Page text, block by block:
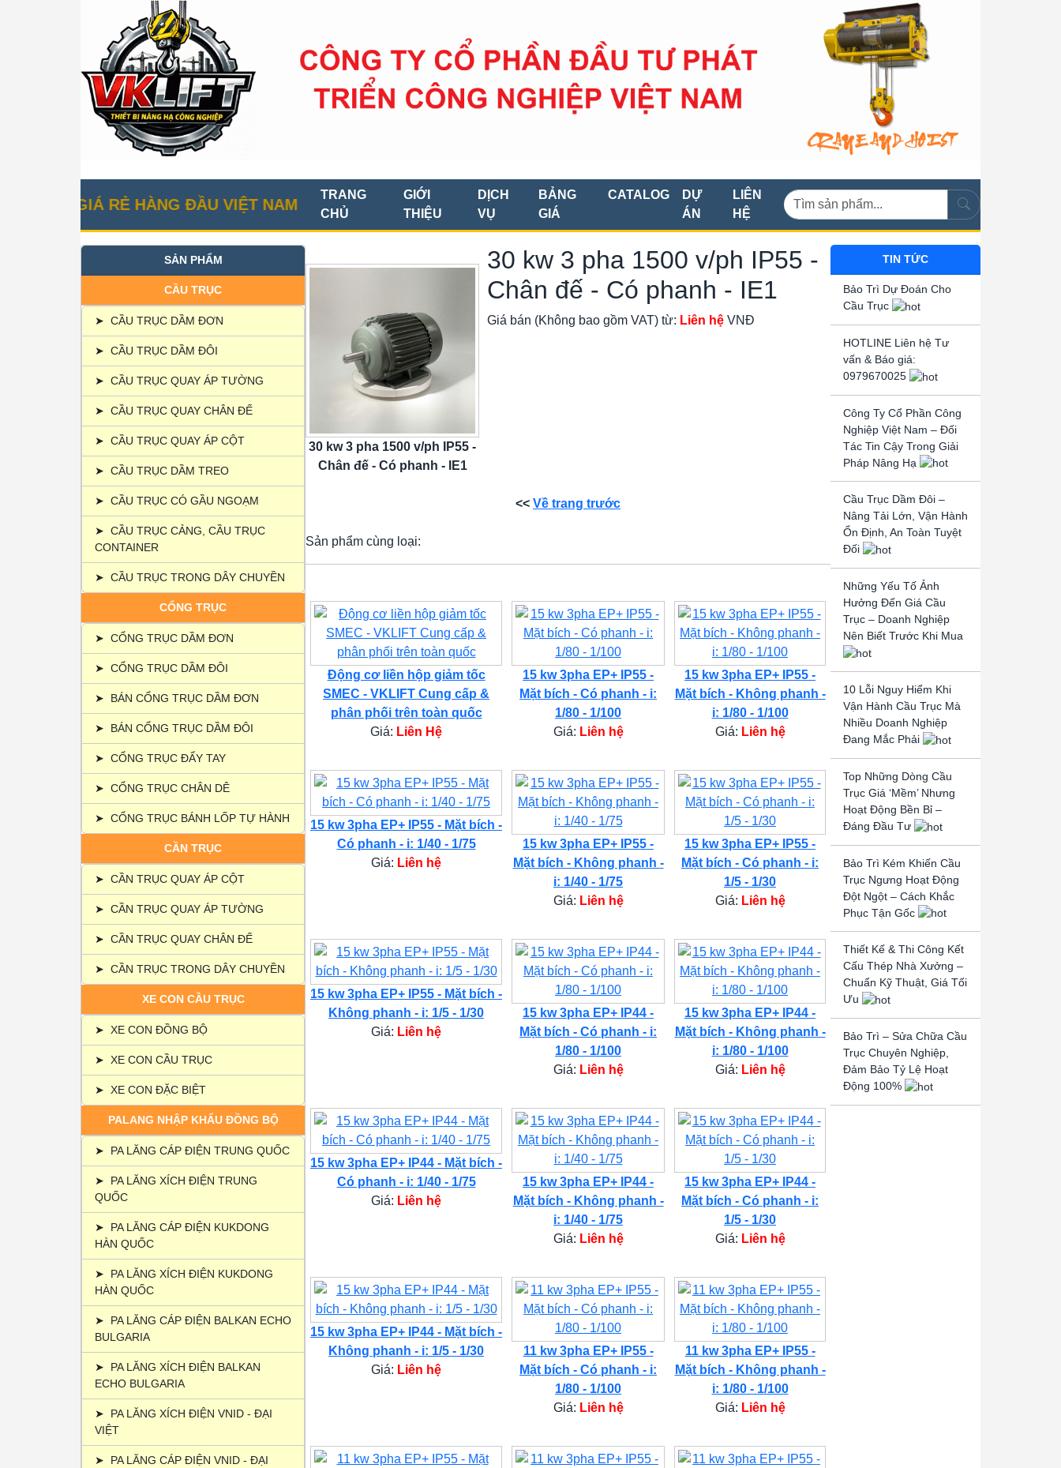
GIÁ RẺ HÀNG ĐẦU VIỆT NAM
TRANG
CHỦ
GIỚI
THIỆU
DỊCH
VỤ
BẢNG
GIÁ
CATALOG
DỰ
ÁN
LIÊN
HỆ
SẢN PHẨM
CẦU TRỤC
➤ CẦU TRỤC DẦM ĐƠN
➤ CẦU TRỤC DẦM ĐÔI
➤ CẦU TRỤC QUAY ÁP TƯỜNG
➤ CẦU TRỤC QUAY CHÂN ĐẾ
➤ CẦU TRỤC QUAY ÁP CỘT
➤ CẦU TRỤC DẦM TREO
➤ CẦU TRỤC CÓ GẦU NGOẠM
➤ CẦU TRỤC CẢNG, CẦU TRỤC
CONTAINER
➤ CẦU TRỤC TRONG DÂY CHUYỀN
CỔNG TRỤC
➤ CỔNG TRỤC DẦM ĐƠN
➤ CỔNG TRỤC DẦM ĐÔI
➤ BÁN CỔNG TRỤC DẦM ĐƠN
➤ BÁN CỔNG TRỤC DẦM ĐÔI
➤ CỔNG TRỤC ĐẨY TAY
➤ CỔNG TRỤC CHÂN DÊ
➤ CỔNG TRỤC BÁNH LỐP TỰ HÀNH
CẦN TRỤC
➤ CẦN TRỤC QUAY ÁP CỘT
➤ CẦN TRỤC QUAY ÁP TƯỜNG
➤ CẦN TRỤC QUAY CHÂN ĐẾ
➤ CẦN TRỤC TRONG DÂY CHUYỀN
XE CON CẦU TRỤC
➤ XE CON ĐỒNG BỘ
➤ XE CON CẦU TRỤC
➤ XE CON ĐẶC BIỆT
PALANG NHẬP KHẨU ĐỒNG BỘ
➤ PA LĂNG CÁP ĐIỆN TRUNG QUỐC
➤
PA LĂNG XÍCH ĐIỆN TRUNG
QUỐC
➤
PA LĂNG CÁP ĐIỆN KUKDONG
HÀN QUỐC
➤
PA LĂNG XÍCH ĐIỆN KUKDONG
HÀN QUỐC
➤
PA LĂNG CÁP ĐIỆN BALKAN ECHO
BULGARIA
➤
PA LĂNG XÍCH ĐIỆN BALKAN
ECHO BULGARIA
➤
PA LĂNG XÍCH ĐIỆN VNID - ĐẠI
VIỆT
➤
PA LĂNG CÁP ĐIỆN VNID - ĐẠI
30 kw 3 pha 1500 v/ph IP55 -
Chân đế - Có phanh - IE1
30 kw 3 pha 1500 v/ph IP55 -
Chân đế - Có phanh - IE1
Giá bán (Không bao gồm VAT) từ: Liên hệ VNĐ
<< Về trang trước
Sản phẩm cùng loại:
Động cơ liền hộp giảm tốc
SMEC - VKLIFT Cung cấp &
phân phối trên toàn quốc
Giá: Liên Hệ
15 kw 3pha EP+ IP55 -
Mặt bích - Có phanh - i:
1/80 - 1/100
Giá: Liên hệ
15 kw 3pha EP+ IP55 -
Mặt bích - Không phanh -
i: 1/80 - 1/100
Giá: Liên hệ
15 kw 3pha EP+ IP55 - Mặt bích -
Có phanh - i: 1/40 - 1/75
Giá: Liên hệ
15 kw 3pha EP+ IP55 -
Mặt bích - Không phanh -
i: 1/40 - 1/75
Giá: Liên hệ
15 kw 3pha EP+ IP55 -
Mặt bích - Có phanh - i:
1/5 - 1/30
Giá: Liên hệ
15 kw 3pha EP+ IP55 - Mặt bích -
Không phanh - i: 1/5 - 1/30
Giá: Liên hệ
15 kw 3pha EP+ IP44 -
Mặt bích - Có phanh - i:
1/80 - 1/100
Giá: Liên hệ
15 kw 3pha EP+ IP44 -
Mặt bích - Không phanh -
i: 1/80 - 1/100
Giá: Liên hệ
15 kw 3pha EP+ IP44 - Mặt bích -
Có phanh - i: 1/40 - 1/75
Giá: Liên hệ
15 kw 3pha EP+ IP44 -
Mặt bích - Không phanh -
i: 1/40 - 1/75
Giá: Liên hệ
15 kw 3pha EP+ IP44 -
Mặt bích - Có phanh - i:
1/5 - 1/30
Giá: Liên hệ
15 kw 3pha EP+ IP44 - Mặt bích -
Không phanh - i: 1/5 - 1/30
Giá: Liên hệ
11 kw 3pha EP+ IP55 -
Mặt bích - Có phanh - i:
1/80 - 1/100
Giá: Liên hệ
11 kw 3pha EP+ IP55 -
Mặt bích - Không phanh -
i: 1/80 - 1/100
Giá: Liên hệ
TIN TỨC
Bảo Trì Dự Đoán Cho
Cầu Trục
HOTLINE Liên hệ Tư
vấn & Báo giá:
0979670025
Công Ty Cổ Phần Công
Nghiệp Việt Nam – Đối
Tác Tin Cậy Trong Giải
Pháp Nâng Hạ
Cầu Trục Dầm Đôi –
Nâng Tải Lớn, Vận Hành
Ổn Định, An Toàn Tuyệt
Đối
Những Yếu Tố Ảnh
Hưởng Đến Giá Cầu
Trục – Doanh Nghiệp
Nên Biết Trước Khi Mua
10 Lỗi Nguy Hiểm Khi
Vận Hành Cầu Trục Mà
Nhiều Doanh Nghiệp
Đang Mắc Phải
Top Những Dòng Cầu
Trục Giá ‘Mềm’ Nhưng
Hoạt Động Bền Bỉ –
Đáng Đầu Tư
Bảo Trì Kém Khiến Cầu
Trục Ngưng Hoạt Động
Đột Ngột – Cách Khắc
Phục Tận Gốc
Thiết Kế & Thi Công Kết
Cấu Thép Nhà Xưởng –
Chuẩn Kỹ Thuật, Giá Tối
Ưu
Bảo Trì – Sửa Chữa Cầu
Trục Chuyên Nghiệp,
Đảm Bảo Tỷ Lệ Hoạt
Động 100%